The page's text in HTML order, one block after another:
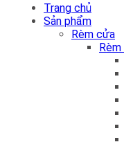
Trang chủ
Sản phẩm
Rèm cửa
Rèm